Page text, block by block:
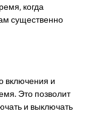
когда
существенно
включения и
Это позволит
и выключать